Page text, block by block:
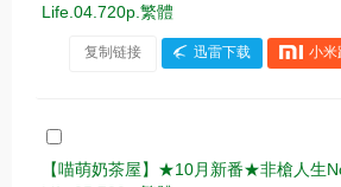
Life.04.720p.繁體
复制链接 迅雷下载 小米
【喵萌奶茶屋】★10月新番★非槍人生